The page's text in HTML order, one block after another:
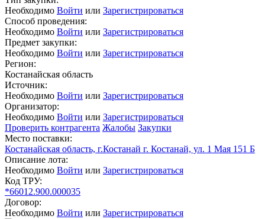
Необходимо Войти или Зарегистрироваться
Способ проведения:
Необходимо Войти или Зарегистрироваться
Предмет закупки:
Необходимо Войти или Зарегистрироваться
Регион:
Костанайская область
Источник:
Необходимо Войти или Зарегистрироваться
Организатор:
Необходимо Войти или Зарегистрироваться
Проверить контрагента Жалобы Закупки
Место поставки:
Костанайская область, г.Костанай г. Костанай, ул. 1 Мая 151 Б
Описание лота:
Необходимо Войти или Зарегистрироваться
Код ТРУ:
*66012.900.000035
Договор:
Необходимо Войти или Зарегистрироваться